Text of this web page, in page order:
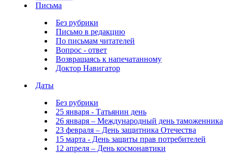
Письма
Без рубрики
Письмо в редакцию
По письмам читателей
Вопрос - ответ
Возвращаясь к напечатанному
Доктор Навигатор
Даты
Без рубрики
25 января - Татьянин день
26 января – Международный день таможенника
23 февраля – День защитника Отечества
15 марта - День защиты прав потребителей
12 апреля – День космонавтики